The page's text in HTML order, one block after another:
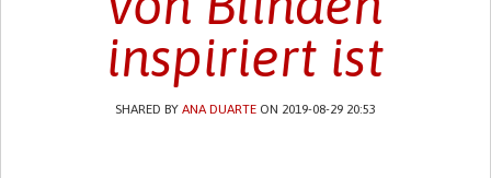
inspiriert ist
SHARED BY ANA DUARTEON 2019-08-29 20:53